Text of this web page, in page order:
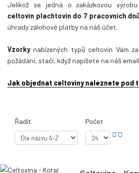
Jelikož se jedná o zakázkovou výrobu
celtovin plachtovin do 7 pracovních dnů
úhrady zálohové platby na náš účet.
Vzorky nabízených typů celtovin Vám
požádání, stačí, když napíšete na náš
Jak objednat celtoviny naleznete pod
Řadit Počet